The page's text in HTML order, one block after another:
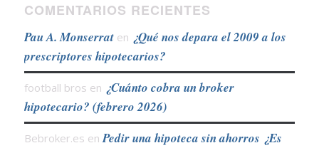
COMENTARIOS RECIENTES
Pau A. Monserraten ¿Qué nos depara el 2009 a los
prescriptores hipotecarios?
football bros en ¿Cuánto cobra un broker
hipotecario? (febrero 2026)
Bebroker.es enPedir una hipoteca sin ahorros ¿Es